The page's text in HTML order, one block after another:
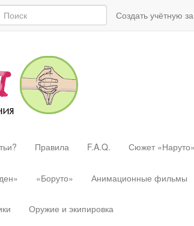
Создать учётную
Правила F.A.Q. Сюжет «Наруто»
«Боруто» Анимационные фильмы
Оружие и экипировка